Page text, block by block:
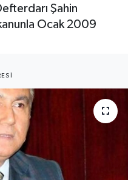
Şahin
Ocak 2009